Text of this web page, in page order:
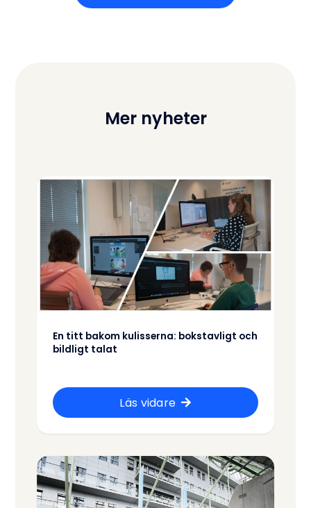
Mer nyheter
En titt bakom kulisserna: bokstavligt och
bildligt talat
Läs vidare